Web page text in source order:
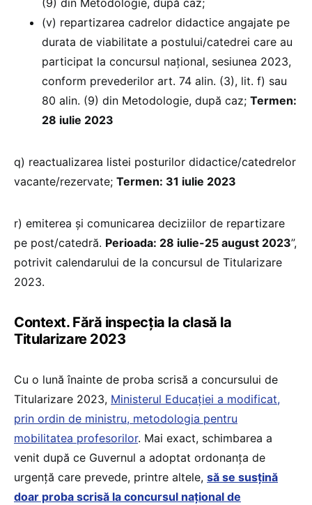
(9) din Metodologie, după caz;
(v) repartizarea cadrelor didactice angajate pe
durata de viabilitate a postului/catedrei care au
participat la concursul naţional, sesiunea 2023,
conform prevederilor art. 74 alin. (3), lit. f) sau
80 alin. (9) din Metodologie, după caz; Termen:
28 iulie 2023
q) reactualizarea listei posturilor didactice/catedrelor
vacante/rezervate; Termen: 31 iulie 2023
r) emiterea și comunicarea deciziilor de repartizare
pe post/catedră. Perioada: 28 iulie-25 august 2023”,
potrivit calendarului de la concursul de Titularizare
2023.
Context. Fără inspecția la clasă la
Titularizare 2023
Cu o lună înainte de proba scrisă a concursului de
Titularizare 2023, Ministerul Educației a modificat,
prin ordin de ministru, metodologia pentru
mobilitatea profesorilor. Mai exact, schimbarea a
venit după ce Guvernul a adoptat ordonanța de
urgență care prevede, printre altele, să se susțină
doar proba scrisă la concursul național de